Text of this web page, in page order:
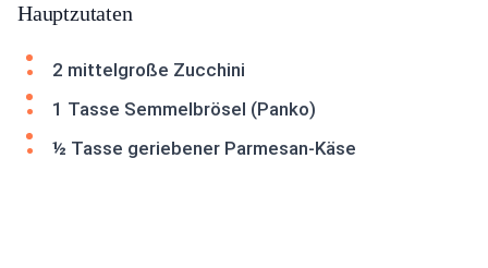
Hauptzutaten
2 mittelgroße Zucchini
1 Tasse Semmelbrösel (Panko)
½ Tasse geriebener Parmesan-Käse